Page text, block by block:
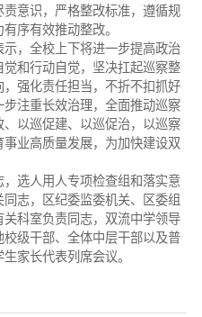
意识，严格整改标准，遵循规
序有效推动整改。
，全校上下将进一步提高政治
和行动自觉，坚决扛起巡察整
强化责任担当，不折不扣抓好
注重长效治理，全面推动巡察
以巡促建、以巡促治，以巡察
业高质量发展，为加快建设双
选人用人专项检查组和落实意
志，区纪委监委机关、区委组
科室负责同志，双流中学领导
级干部、全体中层干部以及普
家长代表列席会议。